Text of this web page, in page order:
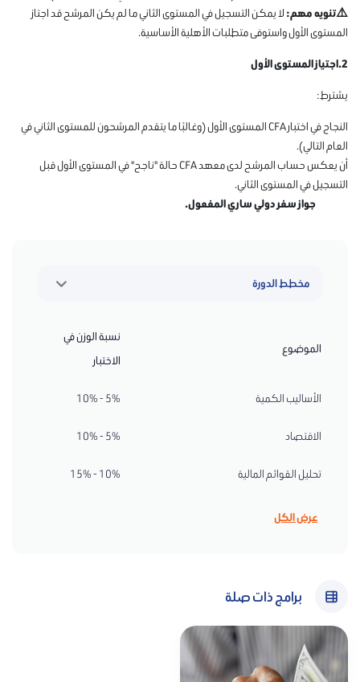
⚠️تنويه مهم: لا يمكن التسجيل في المستوى الثاني ما لم يكن المرشح قد اجتاز
المستوى الأول واستوفى متطلبات الأهلية الأساسية.
2. اجتياز المستوى الأول
يشترط:
النجاح في اختبار CFA المستوى الأول (وغالبًا ما يتقدم المرشحون للمستوى الثاني في
العام التالي).
أن يعكس حساب المرشح لدى معهد CFA حالة "ناجح" في المستوى الأول قبل
التسجيل في المستوى الثاني.
جواز سفر دولي ساري المفعول.
مخطط الدورة
الموضوع
نسبة الوزن في
الاختبار
الأساليب الكمية 5% - 10%
الاقتصاد 5% - 10%
تحليل القوائم المالية 10% - 15%
الجهات المُصدِرة (الشركات)
أدوات الدخل الثابت
المشتقات المالية
الاستثمارات البديلة
عرض الكل
برامج ذات صلة